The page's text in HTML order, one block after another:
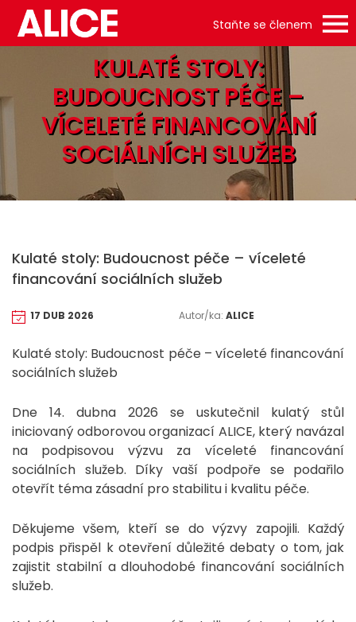
Staňte se členem
KULATÉ STOLY:
BUDOUCNOST PÉČE –
VÍCELETÉ FINANCOVÁNÍ
SOCIÁLNÍCH SLUŽEB
Kulaté stoly: Budoucnost péče – víceleté
financování sociálních služeb
17 DUB 2026 Autor/ka: ALICE
Kulaté stoly: Budoucnost péče – víceleté financování
sociálních služeb
Dne 14. dubna 2026 se uskutečnil kulatý stůl
iniciovaný odborovou organizací ALICE, který navázal
na podpisovou výzvu za víceleté financování
sociálních služeb. Díky vaší podpoře se podařilo
otevřít téma zásadní pro stabilitu i kvalitu péče.
Děkujeme všem, kteří se do výzvy zapojili. Každý
podpis přispěl k otevření důležité debaty o tom, jak
zajistit stabilní a dlouhodobé financování sociálních
služeb.